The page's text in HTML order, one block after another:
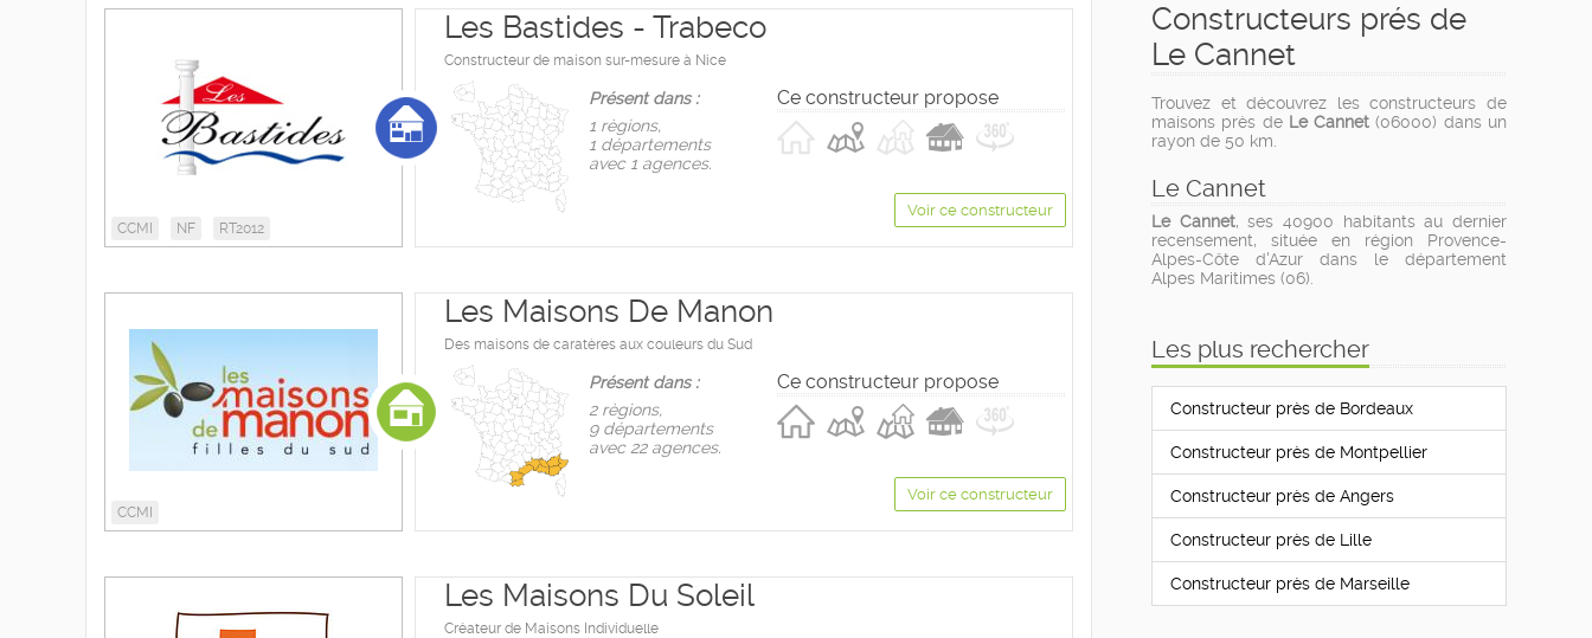
Constructeurs prés de
Le Cannet
Trouvez et découvrez les constructeurs de
maisons près de Le Cannet (06000) dans un
rayon de 50 km.
Le Cannet
Le Cannet, ses 40900 habitants au dernier
recensement, située en région Provence-
Alpes-Côte d'Azur dans le département
Alpes Maritimes (06).
Les plus rechercher
Constructeur près de Bordeaux
Constructeur près de Montpellier
Constructeur près de Angers
Constructeur près de Lille
Constructeur près de Marseille
CCMI NF RT2012
Les Bastides - Trabeco
Constructeur de maison sur-mesure à Nice
Présent dans :
1 règions,
1 départements
avec 1 agences.
Ce constructeur propose
Voir ce constructeur
CCMI
Les Maisons De Manon
Des maisons de caratères aux couleurs du Sud
Présent dans :
2 règions,
9 départements
avec 22 agences.
Ce constructeur propose
Voir ce constructeur
Les Maisons Du Soleil
Créateur de Maisons Individuelle